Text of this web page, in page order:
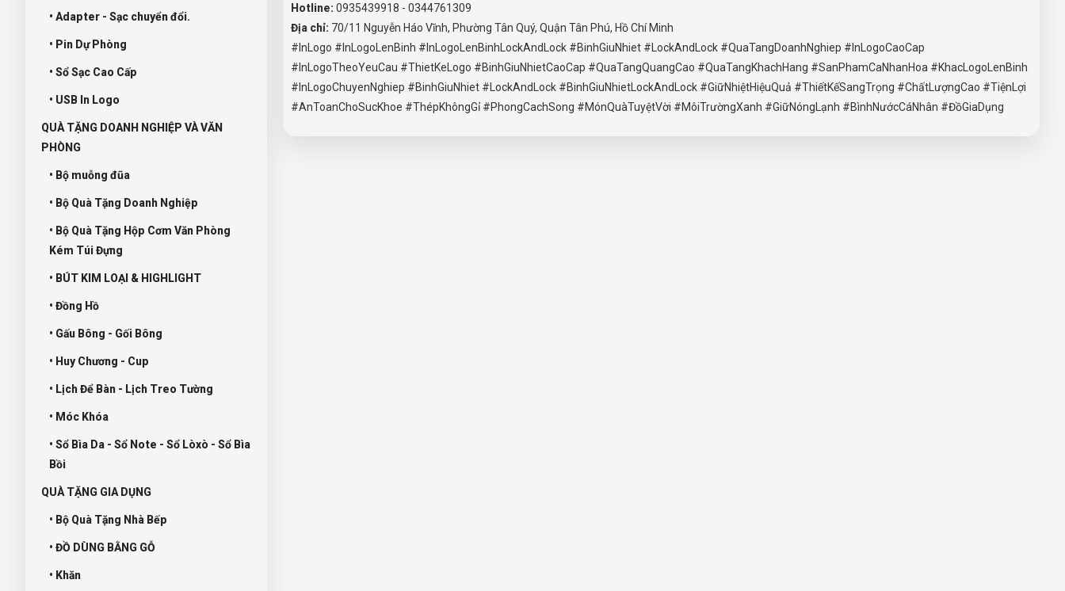
• Adapter - Sạc chuyển đổi.
• Pin Dự Phòng
• Sổ Sạc Cao Cấp
• USB In Logo
QUÀ TẶNG DOANH NGHIỆP VÀ VĂN
PHÒNG
• Bộ muỗng đũa
• Bộ Quà Tặng Doanh Nghiệp
• Bộ Quà Tặng Hộp Cơm Văn Phòng
Kém Túi Đựng
• BÚT KIM LOẠI & HIGHLIGHT
• Đồng Hồ
• Gấu Bông - Gối Bông
• Huy Chương - Cup
• Lịch Để Bàn - Lịch Treo Tường
• Móc Khóa
• Sổ Bìa Da - Sổ Note - Sổ Lòxò - Sổ Bìa
Bồi
QUÀ TẶNG GIA DỤNG
• Bộ Quà Tặng Nhà Bếp
• ĐỒ DÙNG BẰNG GỖ
• Khăn
Hotline: 0935439918 - 0344761309
Địa chỉ: 70/11 Nguyễn Háo Vĩnh, Phường Tân Quý, Quận Tân Phú, Hồ Chí Minh
#InLogo #InLogoLenBinh #InLogoLenBinhLockAndLock #BinhGiuNhiet #LockAndLock #QuaTangDoanhNghiep #InLogoCaoCap
#InLogoTheoYeuCau #ThietKeLogo #BinhGiuNhietCaoCap #QuaTangQuangCao #QuaTangKhachHang #SanPhamCaNhanHoa #KhacLogoLenBinh
#InLogoChuyenNghiep #BinhGiuNhiet #LockAndLock #BinhGiuNhietLockAndLock #GiữNhiệtHiệuQuả #ThiếtKếSangTrọng #ChấtLượngCao #TiệnLợi
#AnToanChoSucKhoe #ThépKhôngGỉ #PhongCachSong #MónQuàTuyệtVời #MôiTrườngXanh #GiữNóngLạnh #BìnhNướcCáNhân #ĐồGiaDụng